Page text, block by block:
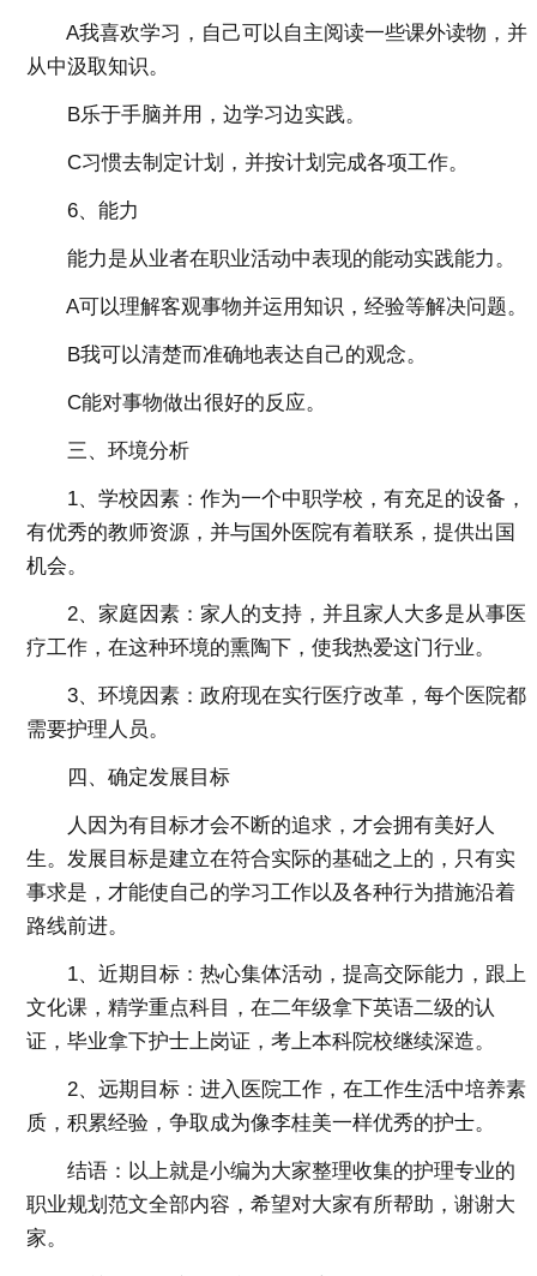
A我喜欢学习，自己可以自主阅读一些课外读物，并
从中汲取知识。
B乐于手脑并用，边学习边实践。
C习惯去制定计划，并按计划完成各项工作。
6、能力
能力是从业者在职业活动中表现的能动实践能力。
A可以理解客观事物并运用知识，经验等解决问题。
B我可以清楚而准确地表达自己的观念。
C能对事物做出很好的反应。
三、环境分析
1、学校因素：作为一个中职学校，有充足的设备，
有优秀的教师资源，并与国外医院有着联系，提供出国
机会。
2、家庭因素：家人的支持，并且家人大多是从事医
疗工作，在这种环境的熏陶下，使我热爱这门行业。
3、环境因素：政府现在实行医疗改革，每个医院都
需要护理人员。
四、确定发展目标
人因为有目标才会不断的追求，才会拥有美好人
生。发展目标是建立在符合实际的基础之上的，只有实
事求是，才能使自己的学习工作以及各种行为措施沿着
路线前进。
1、近期目标：热心集体活动，提高交际能力，跟上
文化课，精学重点科目，在二年级拿下英语二级的认
证，毕业拿下护士上岗证，考上本科院校继续深造。
2、远期目标：进入医院工作，在工作生活中培养素
质，积累经验，争取成为像李桂美一样优秀的护士。
结语：以上就是小编为大家整理收集的护理专业的
职业规划范文全部内容，希望对大家有所帮助，谢谢大
家。